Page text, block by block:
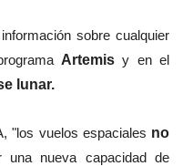
sobre cualquier
Artemisy en el
lunar.
"los vuelos espaciales no
una nueva capacidad de